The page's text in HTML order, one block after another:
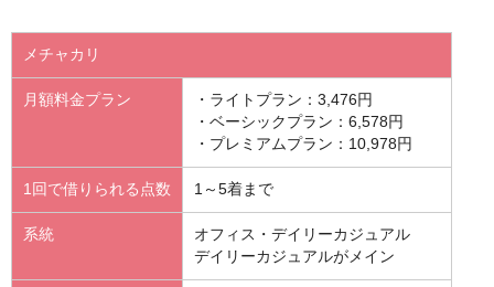
メチャカリ
月額料金プラン
・ライトプラン：3,476円
・ベーシックプラン：6,578円
・プレミアムプラン：10,978円
1回で借りられる点数 1～5着まで
系統
オフィス・デイリーカジュアル
デイリーカジュアルがメイン